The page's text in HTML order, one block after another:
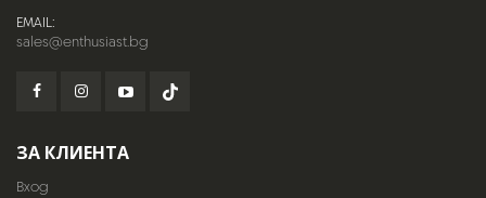
EMAIL:
sales@enthusiast.bg
ЗА КЛИЕНТА
Вход